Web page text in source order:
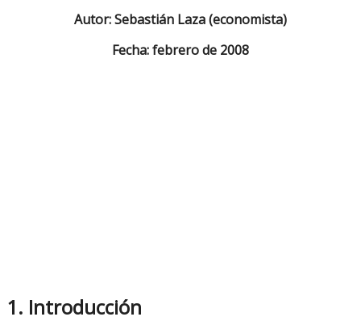
Autor: Sebastián Laza (economista)
Fecha: febrero de 2008
1. Introducción